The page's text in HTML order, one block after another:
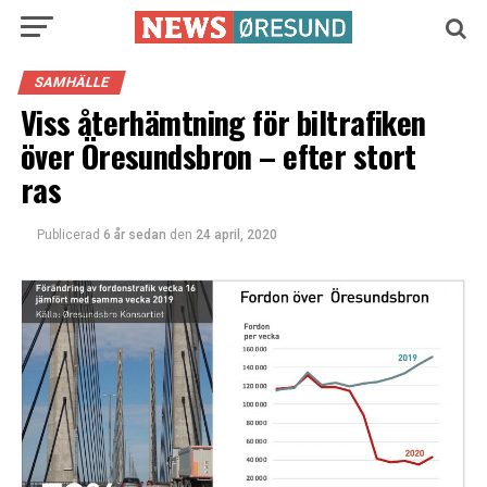
SAMHÄLLE
Viss återhämtning för biltrafiken
över Öresundsbron – efter stort
ras
Publicerad 6 år sedan den 24 april, 2020